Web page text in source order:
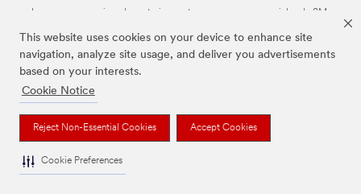
This website uses cookies on your device to enhance site
navigation, analyze site usage, and deliver you advertisements
based on your interests.
Cookie Notice
Reject Non-Essential Cookies Accept Cookies
Cookie Preferences
Las marcas mencionadas anteriormente son marcas comerciales de 3M.